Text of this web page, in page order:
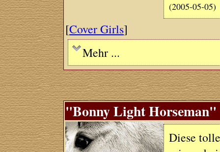
(2005-05-05)
[Cover Girls]
Mehr ...
"Bonny Light Horseman"
Diese